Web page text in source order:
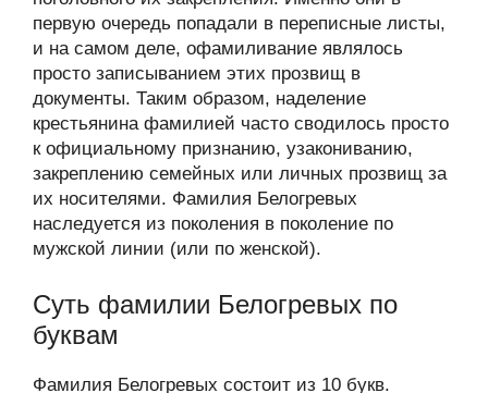
первую очередь попадали в переписные листы,
и на самом деле, офамиливание являлось
просто записыванием этих прозвищ в
документы. Таким образом, наделение
крестьянина фамилией часто сводилось просто
к официальному признанию, узакониванию,
закреплению семейных или личных прозвищ за
их носителями. Фамилия Белогревых
наследуется из поколения в поколение по
мужской линии (или по женской).
Суть фамилии Белогревых по
буквам
Фамилия Белогревых состоит из 10 букв.